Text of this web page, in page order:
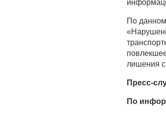
По
лишения
Пресс-
По